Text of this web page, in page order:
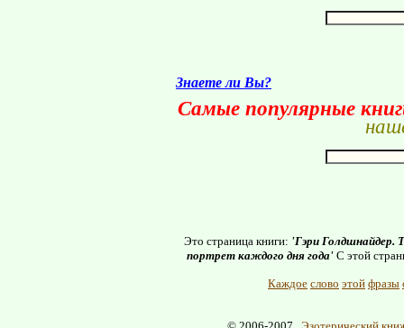
Знаете ли Вы?
Самые популярные
Это страница книги: 'Гэри Голдшнайдер.
портрет каждого дня года' С этой
Каждое слово этой фразы